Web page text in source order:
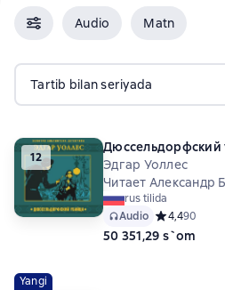
Audio Matn
Tartib bilan seriyada
12
Дюссельдорфский
Эдгар Уоллес
Читает Александр
rus tilida
Audio Средний
4,490
50 351,29 s`om
Yangi